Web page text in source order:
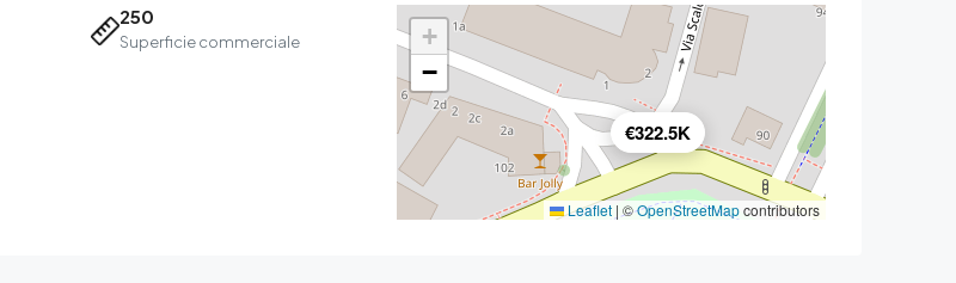
250
Superficie commerciale
€322.5K
+
−
Leaflet | ©OpenStreetMapcontributors